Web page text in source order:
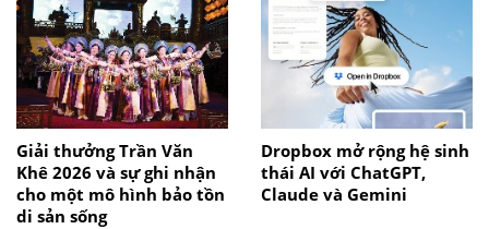
Giải thưởng Trần Văn
Khê 2026 và sự ghi nhận
cho một mô hình bảo tồn
di sản sống
Dropbox mở rộng hệ sinh
thái AI với ChatGPT,
Claude và Gemini